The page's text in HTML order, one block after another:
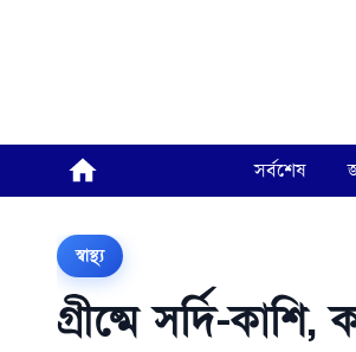
সর্বশেষ
স্বাস্থ্য
গ্রীষ্মে সর্দি-